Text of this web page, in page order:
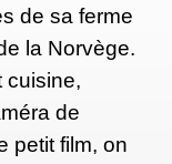
de sa ferme
la Norvège.
cuisine,
de
petit film, on